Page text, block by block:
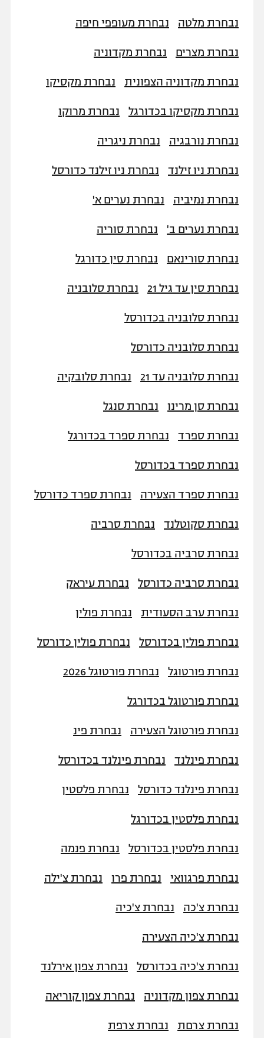
נבחרת מלטה נבחרת מעופפי חיפה
נבחרת מצרים נבחרת מקדוניה
נבחרת מקדוניה הצפונית נבחרת מקסיקו
נבחרת מקסיקו בכדורגל נבחרת מרוקו
נבחרת נורבגיה נבחרת ניגריה
נבחרת ניו זילנד נבחרת ניו זילנד כדורסל
נבחרת נמיביה נבחרת נערים א'
נבחרת נערים ב' נבחרת סוריה
נבחרת סורינאם נבחרת סין כדורגל
נבחרת סין עד גיל 21 נבחרת סלובניה
נבחרת סלובניה בכדורסל
נבחרת סלובניה כדורסל
נבחרת סלובניה עד 21 נבחרת סלובקיה
נבחרת סן מרינו נבחרת סנגל
נבחרת ספרד נבחרת ספרד בכדורגל
נבחרת ספרד בכדורסל
נבחרת ספרד הצעירה נבחרת ספרד כדורסל
נבחרת סקוטלנד נבחרת סרביה
נבחרת סרביה בכדורסל
נבחרת סרביה כדורסל נבחרת עיראק
נבחרת ערב הסעודית נבחרת פולין
נבחרת פולין בכדורסל נבחרת פולין כדורסל
נבחרת פורטוגל נבחרת פורטוגל 2026
נבחרת פורטוגל בכדורגל
נבחרת פורטוגל הצעירה נבחרת פינ
נבחרת פינלנד נבחרת פינלנד בכדורסל
נבחרת פינלנד כדורסל נבחרת פלסטין
נבחרת פלסטין בכדורגל
נבחרת פלסטין בכדורסל נבחרת פנמה
נבחרת פרגוואי נבחרת פרו נבחרת צ'ילה
נבחרת צ'כה נבחרת צ'כיה
נבחרת צ'כיה הצעירה
נבחרת צ'כיה בכדורסל נבחרת צפון אירלנד
נבחרת צפון מקדוניה נבחרת צפון קוריאה
נבחרת צרםת נבחרת צרפת